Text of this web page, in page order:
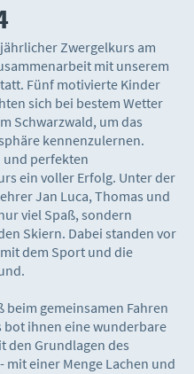
Zwergelkurs am
mit unserem
Fünf motivierte Kinder
sich bei bestem Wetter
Schwarzwald, um das
kennenzulernen.
und perfekten
ein voller Erfolg. Unter der
Jan Luca, Thomas und
viel Spaß, sondern
Skiern. Dabei standen vor
dem Sport und die
gemeinsamen Fahren
bot ihnen eine wunderbare
den Grundlagen des
mit einer Menge Lachen und